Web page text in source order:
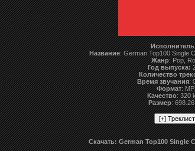
Исполнитель
Название: German Top100 Single
Жанр: Pop,
Год выпуска:
Количество
Время звучания:
Формат:
Качество: 320
Размер:
Скачать: German Top100 Single